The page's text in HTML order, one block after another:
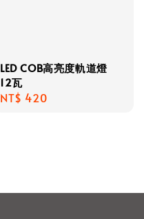
LED COB高亮度軌道燈
12瓦
Regular
NT$ 420